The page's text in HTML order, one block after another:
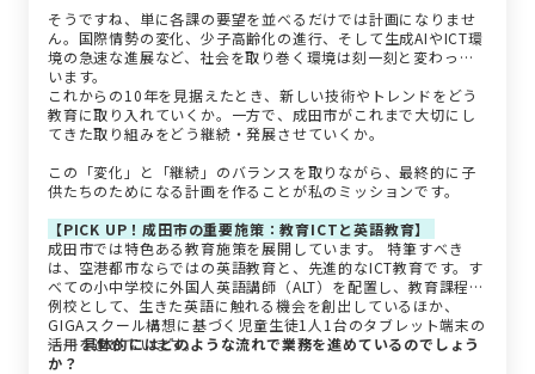
そうですね、単に各課の要望を並べるだけでは計画になりませ
ん。国際情勢の変化、少子高齢化の進行、そして生成AIやICT環
境の急速な進展など、社会を取り巻く環境は刻一刻と変わって
います。
これからの10年を見据えたとき、新しい技術やトレンドをどう
教育に取り入れていくか。一方で、成田市がこれまで大切にし
てきた取り組みをどう継続・発展させていくか。
この「変化」と「継続」のバランスを取りながら、最終的に子
供たちのためになる計画を作ることが私のミッションです。
【PICK UP！成田市の重要施策：教育ICTと英語教育】
成田市では特色ある教育施策を展開しています。 特筆すべき
は、空港都市ならではの英語教育と、先進的なICT教育です。す
べての小中学校に外国人英語講師（ALT）を配置し、教育課程特
例校として、生きた英語に触れる機会を創出しているほか、
GIGAスクール構想に基づく児童生徒1人1台のタブレット端末の
活用を進めています。
── 具体的にはどのような流れで業務を進めているのでしょう
か？